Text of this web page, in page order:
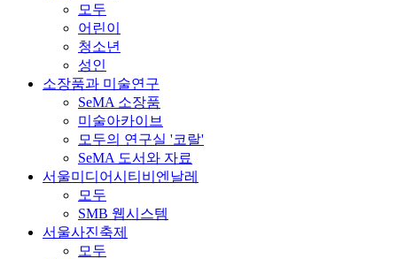
모두
어린이
청소년
성인
소장품과 미술연구
SeMA 소장품
미술아카이브
모두의 연구실 '코랄'
SeMA 도서와 자료
서울미디어시티비엔날레
모두
SMB 웹시스템
서울사진축제
모두